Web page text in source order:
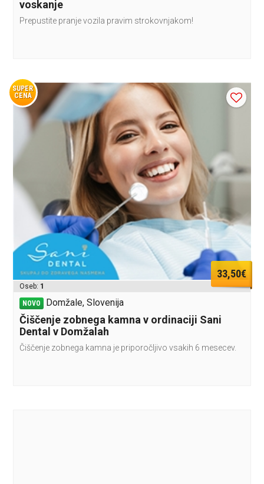
voskanje
Prepustite pranje vozila pravim strokovnjakom!
SUPER
CENA
33,50€
Oseb: 1
NOVO Domžale, Slovenija
Čiščenje zobnega kamna v ordinaciji Sani
Dental v Domžalah
Čiščenje zobnega kamna je priporočljivo vsakih 6 mesecev.